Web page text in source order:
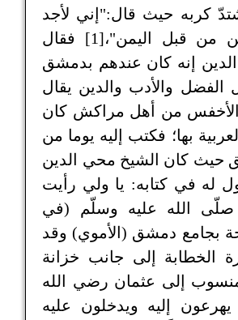
كربه حيث قال:"إني لأجد
نفس الرحمن من قبل اليمن"،[1] فقال
إنه كان عندهم بدمشق
والأدب والدين يقال
من أهل مراكش كان
بها؛ فكتب إليه يوما من
حيث كان الشيخ محي الدين
له في كتابه: يا ولي رأيت
صلّى الله عليه وسلّم (في
بجامع دمشق (الأموي) وقد
الخطابة إلى جانب خزانة
إلى عثمان رضي الله
إليه ويدخلون عليه